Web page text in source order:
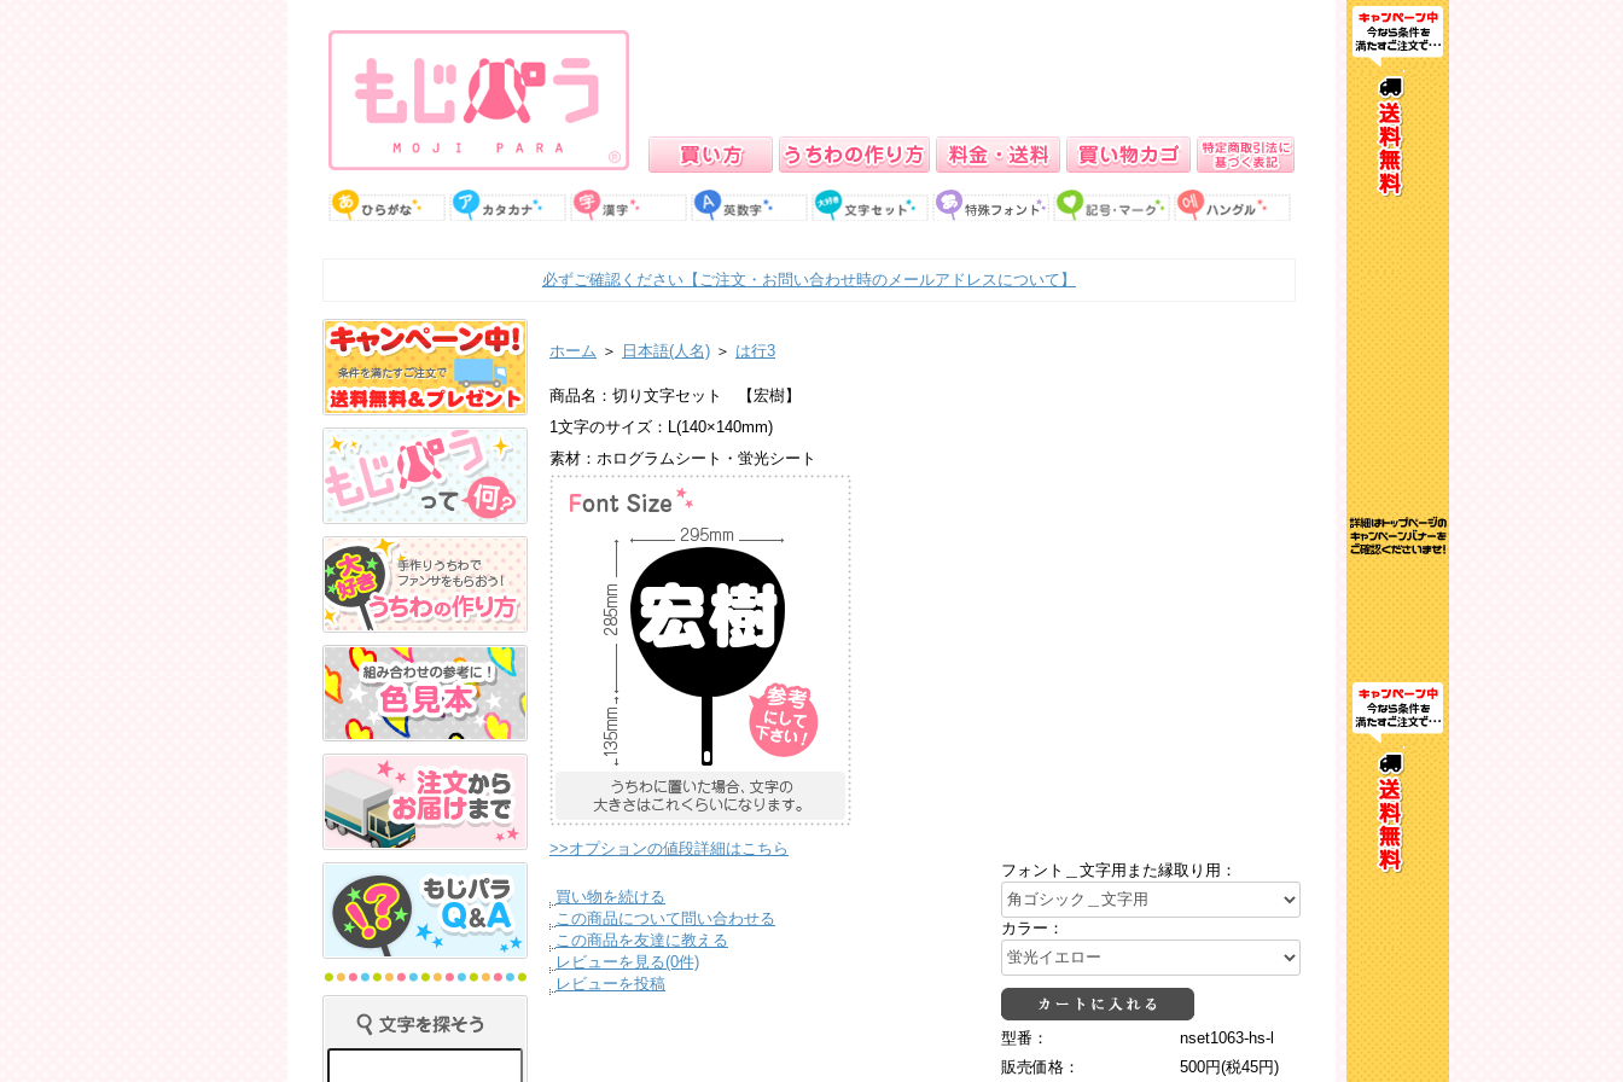
必ずご確認ください【ご注文・お問い合わせ時のメールアドレスについて】
ホーム ＞ 日本語(人名) ＞ は行3
商品名：切り文字セット 【宏樹】
1文字のサイズ：L(140×140mm)
素材：ホログラムシート・蛍光シート
>>オプションの値段詳細はこちら
フォント＿文字用また縁取り用：
カラー：
型番：
nset1063-hs-l
販売価格：
500円(税45円)
買い物を続ける
この商品について問い合わせる
この商品を友達に教える
レビューを見る(0件)
レビューを投稿